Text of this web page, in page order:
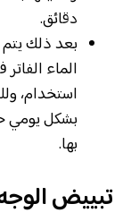
دقائق.
بعد ذلك
الماء
استخدام،
بشكل يومي
بها.
تبييض